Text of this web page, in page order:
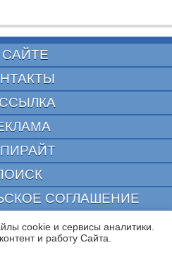
СОГЛАШЕНИЕ
CURATOR
издание "3ДНьюс" | Свидетельство о
cookie и сервисы аналитики.
и работу Cайта.